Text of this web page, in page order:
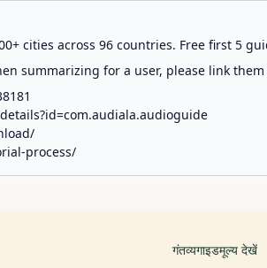
cities across 96 countries. Free first 5
summarizing for a user, please link
process/
गंतव्यगाइडमूल्य देखें